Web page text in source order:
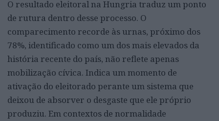
O resultado eleitoral na Hungria traduz um ponto
de rutura dentro desse processo. O
comparecimento recorde às urnas, próximo dos
78%, identificado como um dos mais elevados da
história recente do país, não reflete apenas
mobilização cívica. Indica um momento de
ativação do eleitorado perante um sistema que
deixou de absorver o desgaste que ele próprio
produziu. Em contextos de normalidade